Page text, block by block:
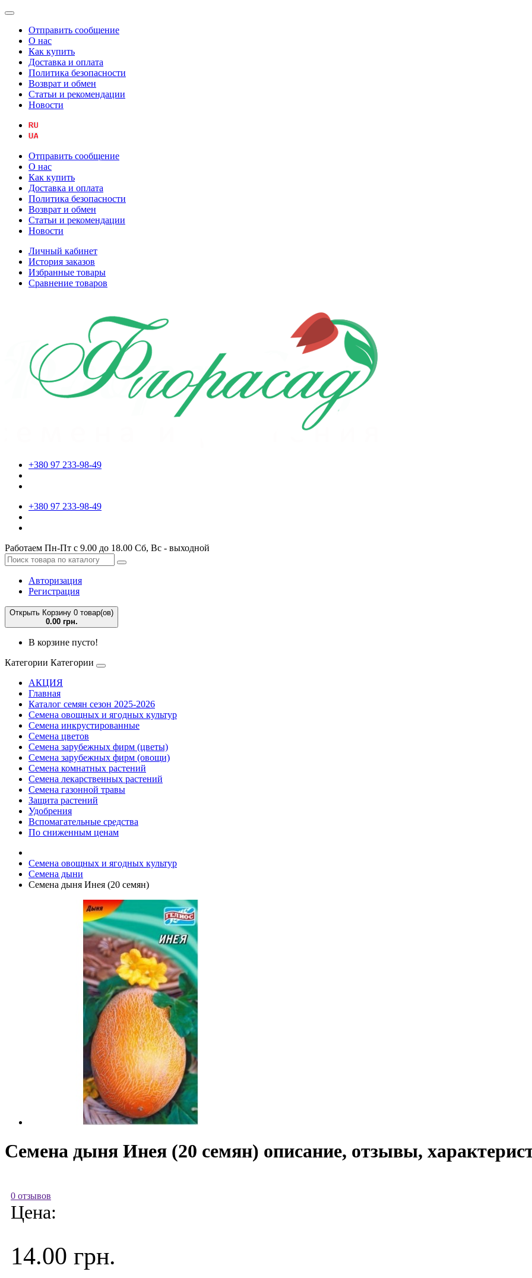
Отправить сообщение
О нас
Как купить
Доставка и оплата
Политика безопасности
Возврат и обмен
Статьи и рекомендации
Новости
Отправить сообщение
О нас
Как купить
Доставка и оплата
Политика безопасности
Возврат и обмен
Статьи и рекомендации
Новости
Личный кабинет
История заказов
Избранные товары
Сравнение товаров
+380 97 233-98-49
+380 97 233-98-49
Работаем Пн-Пт с 9.00 до 18.00 Сб, Вс - выходной
Авторизация
Регистрация
Открыть Корзину 0 товар(ов)
0.00 грн.
В корзине пусто!
Категории Категории
АКЦИЯ
Главная
Каталог семян сезон 2025-2026
Семена овощных и ягодных культур
Семена инкрустированные
Семена цветов
Семена зарубежных фирм (цветы)
Семена зарубежных фирм (овощи)
Семена комнатных растений
Семена лекарственных растений
Семена газонной травы
Защита растений
Удобрения
Вспомагательные средства
По сниженным ценам
Семена овощных и ягодных культур
Семена дыни
Семена дыня Инея (20 семян)
Семена дыня Инея (20 семян) описание, отзывы,
0 отзывов
Цена:
14.00 грн.